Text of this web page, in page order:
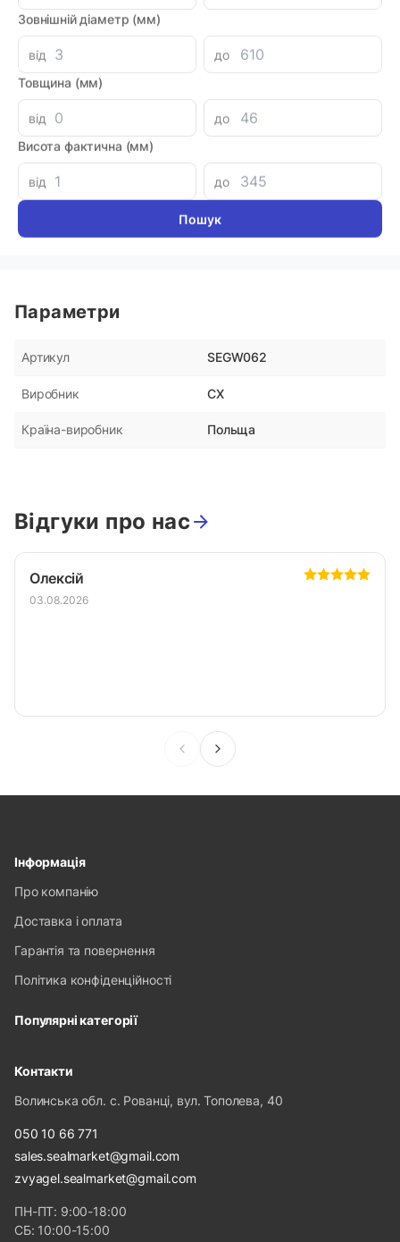
Зовнішній діаметр (мм)
від
до
Товщина (мм)
від
до
Висота фактична (мм)
від до
Знайшли дешевше?
Аналоги
Кольцо поршня 48x56x4
Параметри
Артикул SEGW062
Виробник CX
Країна-виробник Польща
Відгуки про нас
Олексій
03.08.2026
Інформація
Про компанію
Доставка і оплата
Гарантія та повернення
Політика конфіденційності
Популярні категорії
Контакти
Волинська обл. с. Рованці, вул. Тополева, 40
050 10 66 771
sales.sealmarket@gmail.com
zvyagel.sealmarket@gmail.com
ПН-ПТ: 9:00-18:00
СБ: 10:00-15:00